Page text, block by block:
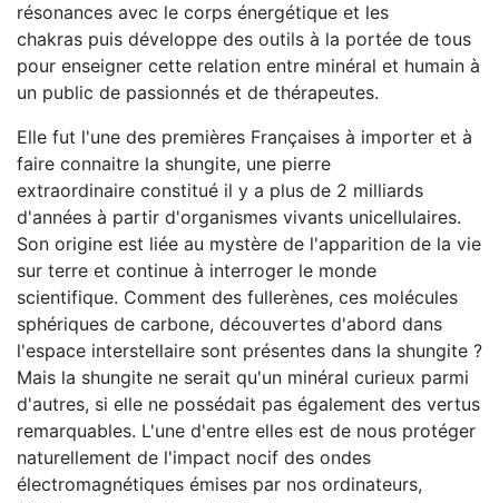
résonances avec le corps énergétique et les
chakras puis développe des outils à la portée de tous
pour enseigner cette relation entre minéral et humain à
un public de passionnés et de thérapeutes.
Elle fut l'une des premières Françaises à importer et à
faire connaitre la shungite, une pierre
extraordinaire constitué il y a plus de 2 milliards
d'années à partir d'organismes vivants unicellulaires.
Son origine est liée au mystère de l'apparition de la vie
sur terre et continue à interroger le monde
scientifique. Comment des fullerènes, ces molécules
sphériques de carbone, découvertes d'abord dans
l'espace interstellaire sont présentes dans la shungite ?
Mais la shungite ne serait qu'un minéral curieux parmi
d'autres, si elle ne possédait pas également des vertus
remarquables. L'une d'entre elles est de nous protéger
naturellement de l'impact nocif des ondes
électromagnétiques émises par nos ordinateurs,